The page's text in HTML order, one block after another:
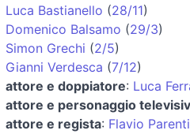
Luca Bastianello (28/11)
Domenico Balsamo (29/3)
Simon Grechi (2/5)
Gianni Verdesca (7/12)
attore e doppiatore: Luca
attore e personaggio
attore e regista: Flavio Parenti